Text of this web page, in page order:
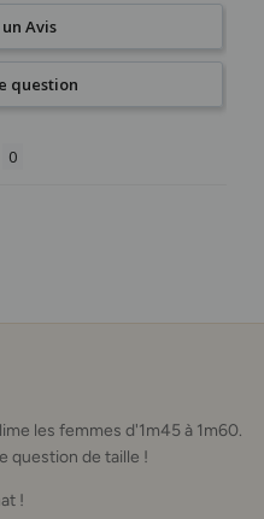
Avis
question
les femmes d'1m45 à 1m60.
question de taille !
!